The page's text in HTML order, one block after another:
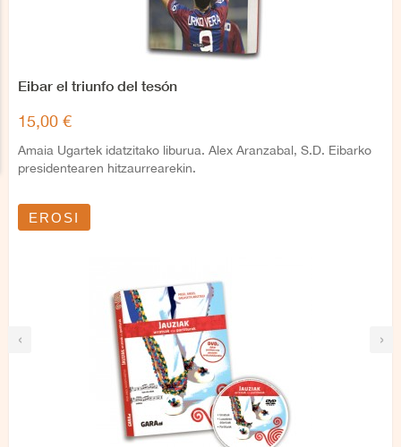
‹ ›
Eibar el triunfo del tesón
15,00 €
Amaia Ugartek idatzitako liburua. Alex Aranzabal, S.D. Eibarko
presidentearen hitzaurrearekin.
EROSI